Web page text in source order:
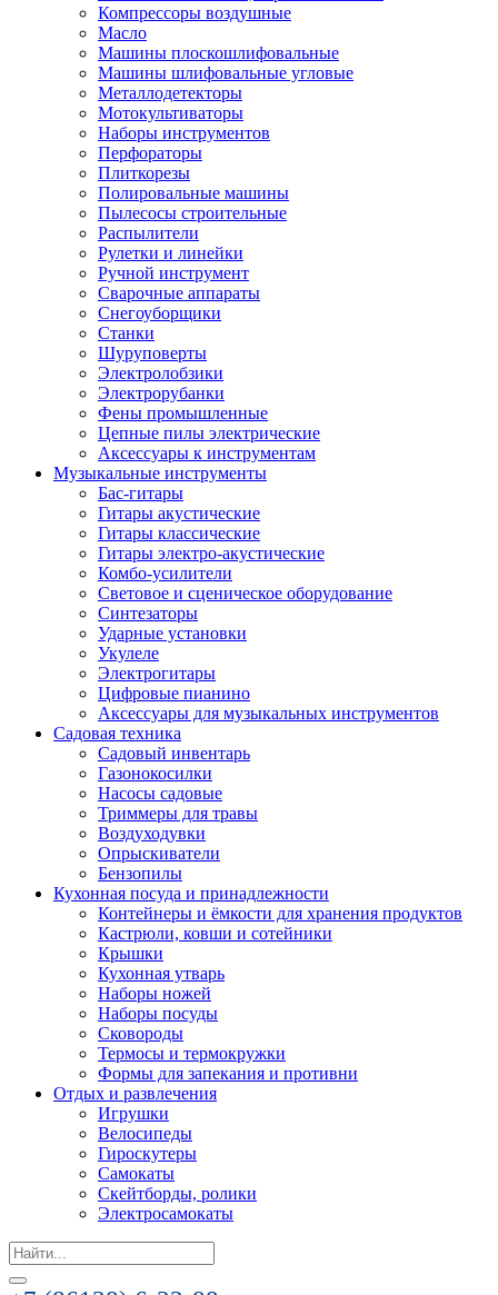
Компрессоры воздушные
Масло
Машины плоскошлифовальные
Машины шлифовальные угловые
Металлодетекторы
Мотокультиваторы
Наборы инструментов
Перфораторы
Плиткорезы
Полировальные машины
Пылесосы строительные
Распылители
Рулетки и линейки
Ручной инструмент
Сварочные аппараты
Снегоуборщики
Станки
Шуруповерты
Электролобзики
Электрорубанки
Фены промышленные
Цепные пилы электрические
Аксессуары к инструментам
Музыкальные инструменты
Бас-гитары
Гитары акустические
Гитары классические
Гитары электро-акустические
Комбо-усилители
Световое и сценическое оборудование
Синтезаторы
Ударные установки
Укулеле
Электрогитары
Цифровые пианино
Аксессуары для музыкальных инструментов
Садовая техника
Садовый инвентарь
Газонокосилки
Насосы садовые
Триммеры для травы
Воздуходувки
Опрыскиватели
Бензопилы
Кухонная посуда и принадлежности
Контейнеры и ёмкости для хранения продуктов
Кастрюли, ковши и сотейники
Крышки
Кухонная утварь
Наборы ножей
Наборы посуды
Сковороды
Термосы и термокружки
Формы для запекания и противни
Отдых и развлечения
Игрушки
Велосипеды
Гироскутеры
Самокаты
Скейтборды, ролики
Электросамокаты
Search
for: